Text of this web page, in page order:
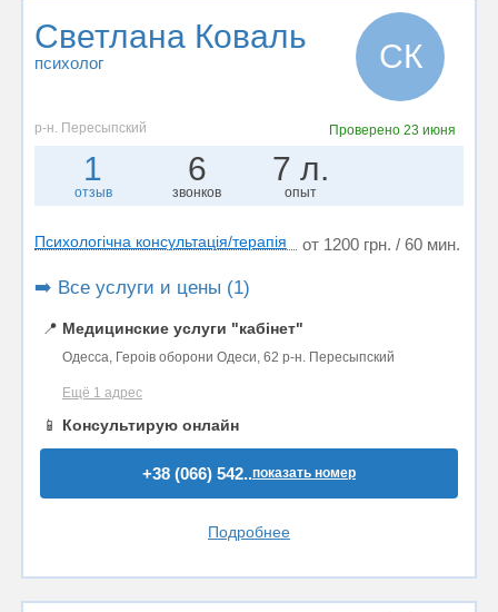
Светлана Коваль
психолог СК
р-н. Пересыпский Проверено 23 июня
1
отзыв
6
звонков
7 л.
опыт
Психологічна консультація/терапія от 1200 грн. / 60 мин.
➡️ Все услуги и цены (1)
📍 Медицинские услуги "кабінет"
Одесса, Героів оборони Одеси, 62 р-н. Пересыпский
Ещё 1 адрес
📱 Консультирую онлайн
+38 (066) 542..показать номер
Подробнее